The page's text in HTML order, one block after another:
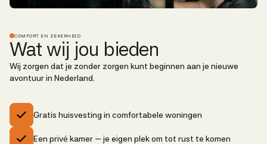
COMFORT EN ZEKERHEID
Wat wij jou bieden
Wij zorgen dat je zonder zorgen kunt beginnen aan je nieuwe
avontuur in Nederland.
Gratis huisvesting in comfortabele woningen
Een privé kamer — je eigen plek om tot rust te komen